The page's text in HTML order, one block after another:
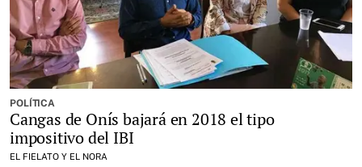
POLÍTICA
Cangas de Onís bajará en 2018 el tipo
impositivo del IBI
EL FIELATO Y EL NORA